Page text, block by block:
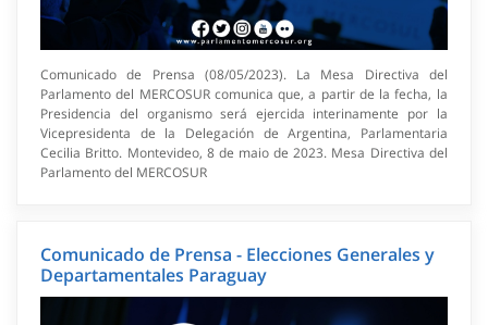
Comunicado de Prensa (08/05/2023). La Mesa Directiva del
Parlamento del MERCOSUR comunica que, a partir de la fecha, la
Presidencia del organismo será ejercida interinamente por la
Vicepresidenta de la Delegación de Argentina, Parlamentaria
Cecilia Britto. Montevideo, 8 de maio de 2023. Mesa Directiva del
Parlamento del MERCOSUR
Comunicado de Prensa - Elecciones Generales y
Departamentales Paraguay